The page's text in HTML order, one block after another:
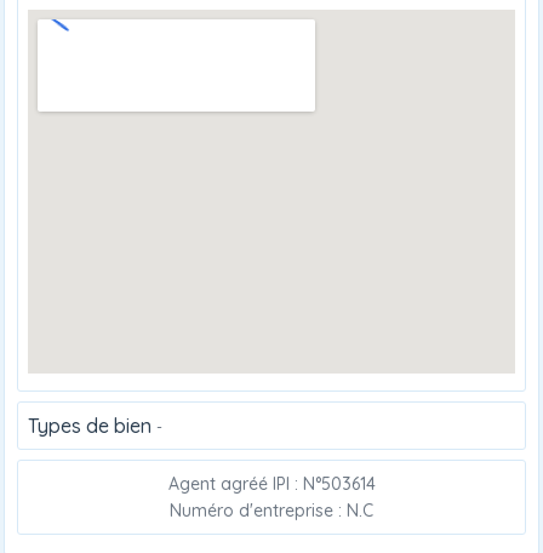
Types de bien -
Agent agréé IPI : N°503614
Numéro d'entreprise : N.C